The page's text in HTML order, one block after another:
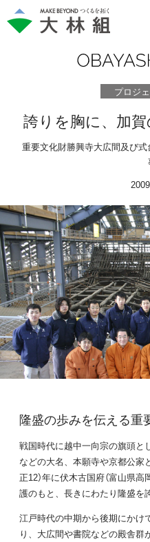
プロジ
誇りを胸に、加
重要文化財勝興寺大広間及び式
隆盛の歩みを伝える重
戦国時代に越中一向宗の旗頭と
などの大名、本願寺や京都公家
正12）年に伏木古国府（富山県
護のもと、長きにわたり隆盛を
江戸時代の中期から後期にかけ
り、大広間や書院などの殿舎